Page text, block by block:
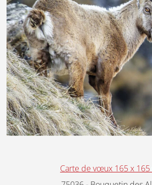
Carte de vœux 165 x 165